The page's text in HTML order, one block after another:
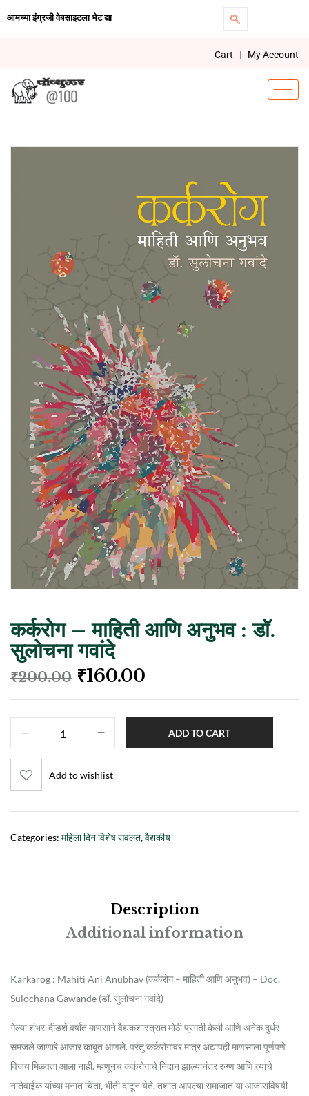
आमच्या इंग्रजी वेबसाइटला भेट द्या
Cart | My Account
कर्करोग – माहिती आणि अनुभव : डॉ.
सुलोचना गवांदे
₹200.00 ₹160.00
ADD TO CART
Add to wishlist
Categories: महिला दिन विशेष सवलत,वैद्यकीय
Description
Additional information
Karkarog : Mahiti Ani Anubhav (कर्करोग – माहिती आणि अनुभव) – Doc.
Sulochana Gawande (डॉ. सुलोचना गवांदे)
गेल्या शंभर-दीडशे वर्षांत माणसाने वैद्यकशास्त्रात मोठी प्रगती केली आणि अनेक दुर्धर
समजले जाणारे आजार काबूत आणले. परंतु कर्करोगावर मात्र अद्यापही माणसाला पूर्णपणे
विजय मिळवता आला नाही. म्हणूनच कर्करोगाचे निदान झाल्यानंतर रुग्ण आणि त्याचे
नातेवाईक यांच्या मनात चिंता, भीती दाटून येते. तशात आपल्या समाजात या आजाराविषयी